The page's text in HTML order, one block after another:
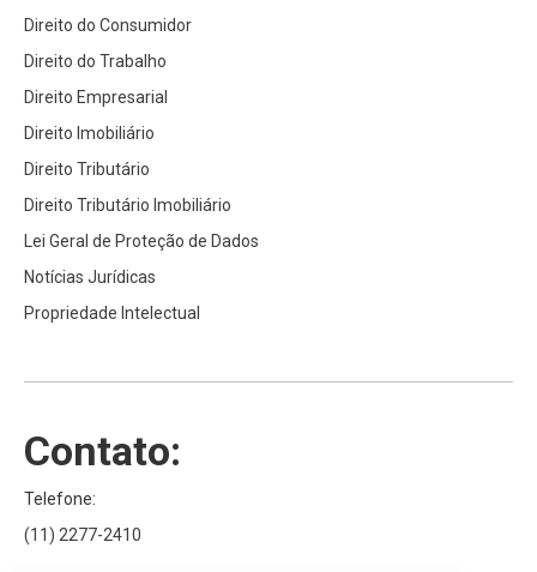
Direito do Consumidor
Direito do Trabalho
Direito Empresarial
Direito Imobiliário
Direito Tributário
Direito Tributário Imobiliário
Lei Geral de Proteção de Dados
Notícias Jurídicas
Propriedade Intelectual
Contato:
Telefone:
(11) 2277-2410